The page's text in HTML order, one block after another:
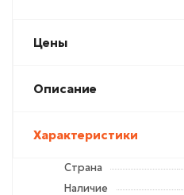
Цены
Описание
Характеристики
Страна
Наличие